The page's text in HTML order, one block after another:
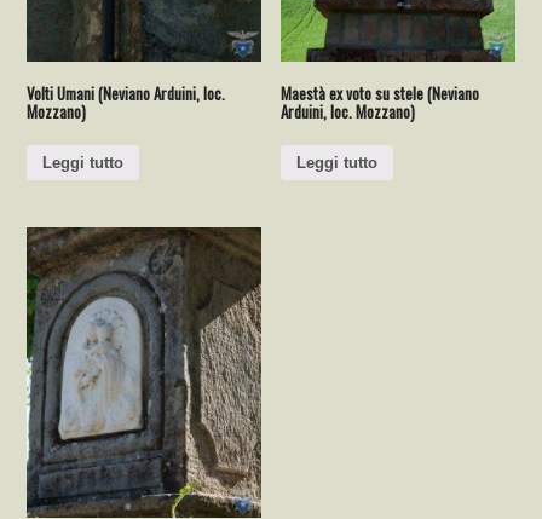
Volti Umani (Neviano Arduini, loc.
Mozzano)
Leggi tutto
Maestà ex voto su stele (Neviano
Arduini, loc. Mozzano)
Leggi tutto